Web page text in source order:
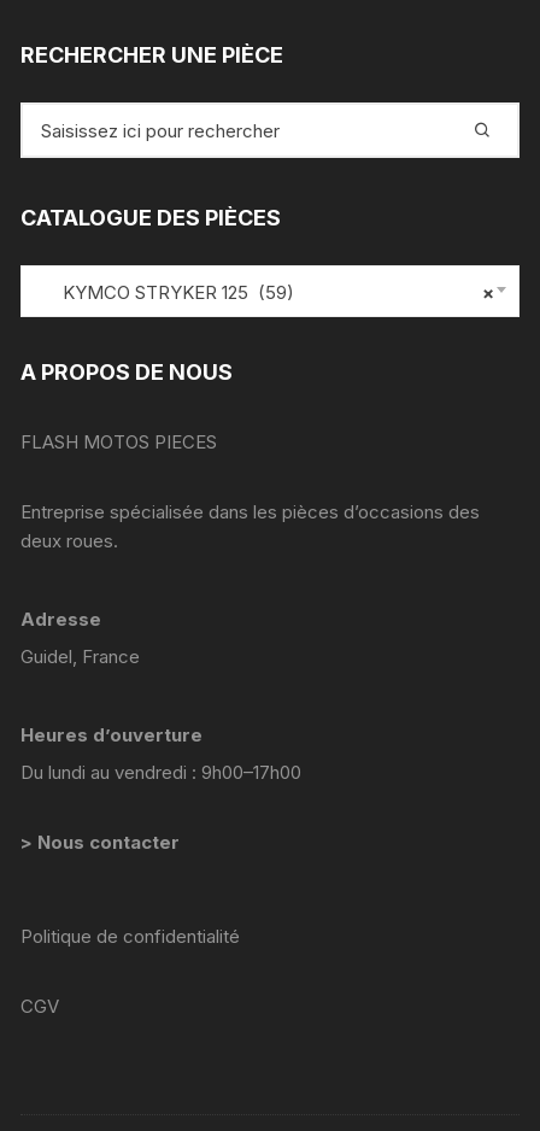
RECHERCHER UNE PIÈCE
pour
CATALOGUE DES PIÈCES
×
KYMCO STRYKER 125 (59)
A PROPOS DE NOUS
FLASH MOTOS PIECES
Entreprise spécialisée dans les pièces d’occasions des
deux roues.
Adresse
Guidel, France
Heures d’ouverture
Du lundi au vendredi : 9h00–17h00
> Nous contacter
Politique de confidentialité
CGV